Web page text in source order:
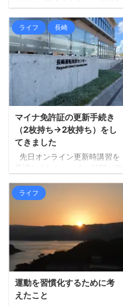
んへ行ってきました。 帰りを
ばでも食べて帰ろうというこ
とになり、妻にお店を探して
もらいました（大抵妻に探し
てもらいます）。 蕎波人さん
は三瀬のお店ではないのです
が（福岡県早良区）、良さそ
うなお店の中から、到着予定
がちょうどよかったのも決め
手になりました。 詳しく調べ
ずにいったのですが、人気店
のようで、すでに受付を済ま
せて待機している人ばかりで
した。 ひとまず ...
ライフ 長崎
マイナ免許証の更新手続き
（2枚持ち→2枚持ち）をし
てきました
先日オンライン更新時講習を
に行ってきました。 （行こう
と思った日が閉庁日だったり
で、行けずにおりまし
た。。）。 私は免許更新前に
マイナ免許証の2枚持ちに切り
替えていましたので、2枚持ち
→2枚持ちの更新手続きです。
今回の受付時にも、免許を3つ
から選ぶことや、私の場合、
次も2枚持ちにするかなど、事
前に確認がありました。 受付
ライフ
運動を習慣化するために考
えたこと